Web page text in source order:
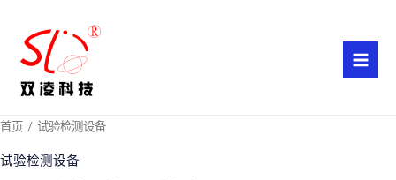
首页 / 试验检测设备
试验检测设备